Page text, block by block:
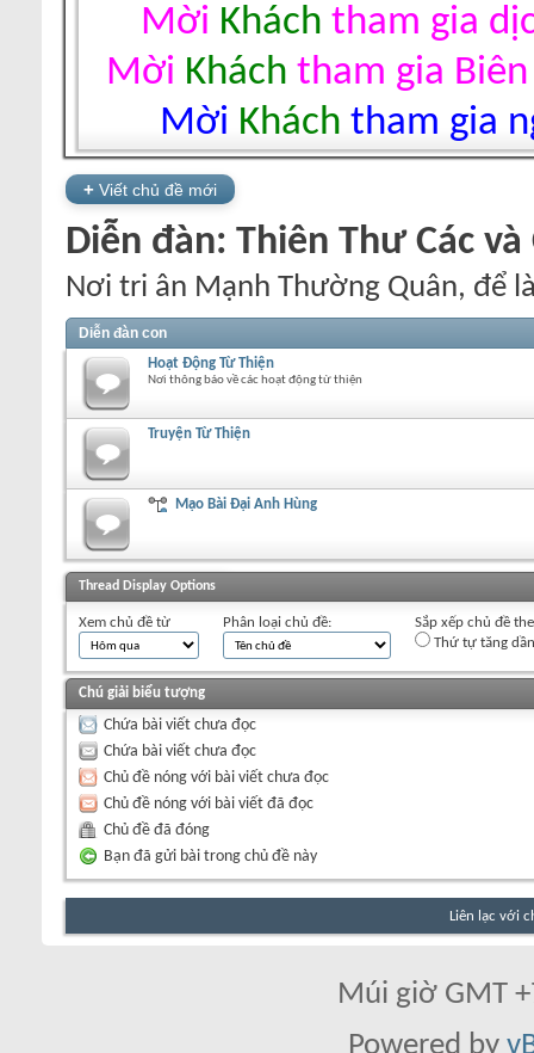
Mời Khách tham gia
Mời Khách tham gia
Mời Khách tham gia
+ Viết chủ đề mới
Diễn đàn: Thiên Thư Các
Nơi tri ân Mạnh Thường Quân, để
Diễn đàn con
Hoạt Động Từ Thiện
Nơi thông báo về các hoạt động từ thiện
Truyện Từ Thiện
Mạo Bài Đại Anh Hùng
+Viết chủ đề mới
Thread Display Options
Xem chủ đề từ Phân loại chủ đề:
Sắp xếp chủ đề
Thứ tự tăng dần
Chú giải biểu tượng
Chứa bài viết chưa đọc
Chứa bài viết chưa đọc
Chủ đề nóng với bài viết chưa đọc
Chủ đề nóng với bài viết đã đọc
Chủ đề đã đóng
Bạn đã gửi bài trong chủ đề này
Liên lạc với
Múi giờ GMT
Powered by